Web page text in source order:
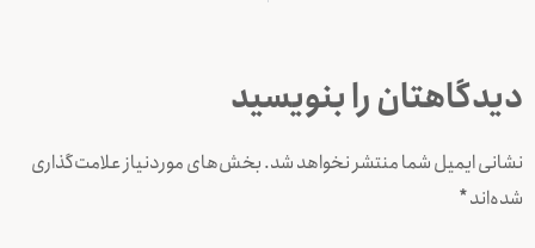
دیدگاهتان را بنویسید
نشانی ایمیل شما منتشر نخواهد شد.بخش‌های موردنیاز علامت‌گذاری
شده‌اند*